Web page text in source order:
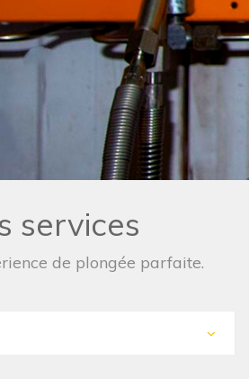
services
de plongée parfaite.